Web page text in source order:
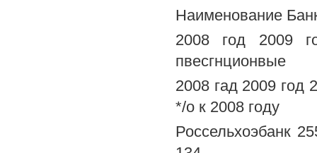
Наименование
2008 год 2009
пвесгнционвые
2008 гад 2009 год
*/о к 2008 году
Россельхоэбанк